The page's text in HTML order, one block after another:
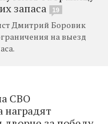
запаса
19
Дмитрий Боровик
на выезд
СВО
наградят